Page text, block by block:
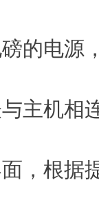
的电源
主机相
，根据